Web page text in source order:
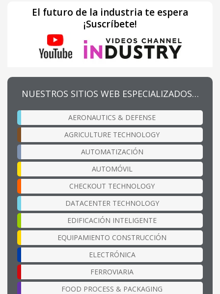
El futuro de la industria te espera
¡Suscríbete!
NUESTROS SITIOS WEB ESPECIALIZADOS…
AERONAUTICS & DEFENSE
AGRICULTURE TECHNOLOGY
AUTOMATIZACIÓN
AUTOMÓVIL
CHECKOUT TECHNOLOGY
DATACENTER TECHNOLOGY
EDIFICACIÓN INTELIGENTE
EQUIPAMIENTO CONSTRUCCIÓN
ELECTRÓNICA
FERROVIARIA
FOOD PROCESS & PACKAGING